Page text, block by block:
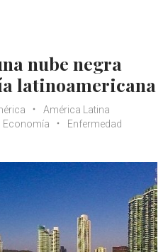
nube negra
latinoamericana
América Latina
Economía
Enfermedad